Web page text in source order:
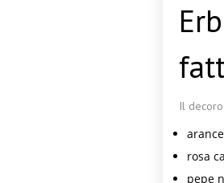
Il
rosa
pepe